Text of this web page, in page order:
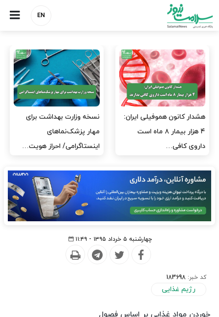
EN
مدیران پرستاری باید حامی
پرستاران باشند، نه عامل فشار
مدیریت سلامت، میدان
آزمون و خطا نیست
چهارشنبه ۵ خرداد ۱۳۹۵ - ۱۱:۴۹
کد خبر: 183698
رژیم غذایی
خوردن مواد غذایی بر اساس فصول